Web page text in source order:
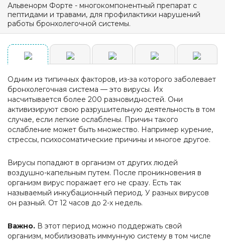
Альвенорм Форте - многокомпонентный препарат с
пептидами и травами, для профилактики нарушений
работы бронхолегочной системы.
Одним из типичных факторов, из-за которого заболевает
бронхолегочная система — это вирусы. Их
насчитывается более 200 разновидностей. Они
активизируют свою разрушительную деятельность в том
случае, если легкие ослаблены. Причин такого
ослабление может быть множество. Например курение,
стрессы, психосоматические причины и многое другое.
Вирусы попадают в организм от других людей
воздушно-капельным путем. После проникновения в
организм вирус поражает его не сразу. Есть так
называемый инкубационный период. У разных вирусов
он разный. От 12 часов до 2-х недель.
Важно. В этот период можно поддержать свой
организм, мобилизовать иммунную систему в том числе